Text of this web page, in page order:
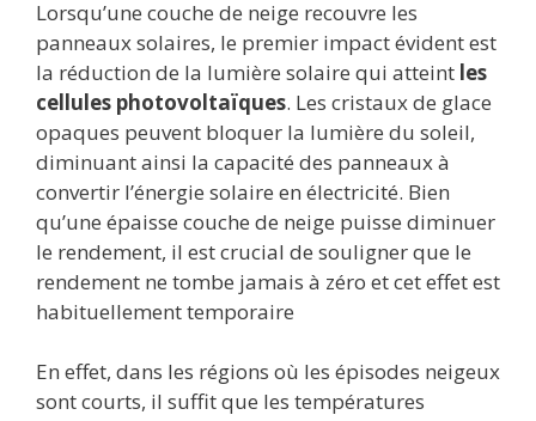
Lorsqu’une couche de neige recouvre les
panneaux solaires, le premier impact évident est
la réduction de la lumière solaire qui atteint les
cellules photovoltaïques. Les cristaux de glace
opaques peuvent bloquer la lumière du soleil,
diminuant ainsi la capacité des panneaux à
convertir l’énergie solaire en électricité. Bien
qu’une épaisse couche de neige puisse diminuer
le rendement, il est crucial de souligner que le
rendement ne tombe jamais à zéro et cet effet est
habituellement temporaire
En effet, dans les régions où les épisodes neigeux
sont courts, il suffit que les températures